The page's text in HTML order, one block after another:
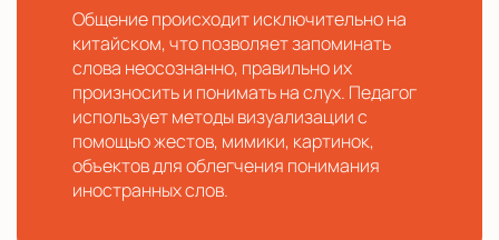
Общение происходит исключительно на
китайском, что позволяет запоминать
слова неосознанно, правильно их
произносить и понимать на слух. Педагог
использует методы визуализации с
помощью жестов, мимики, картинок,
объектов для облегчения понимания
иностранных слов.